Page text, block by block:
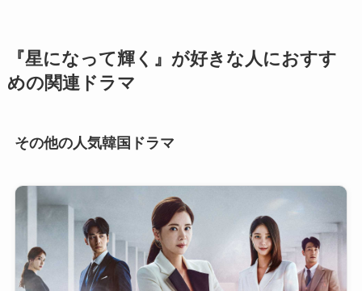
『星になって輝く』が好きな人におすす
めの関連ドラマ
その他の人気韓国ドラマ